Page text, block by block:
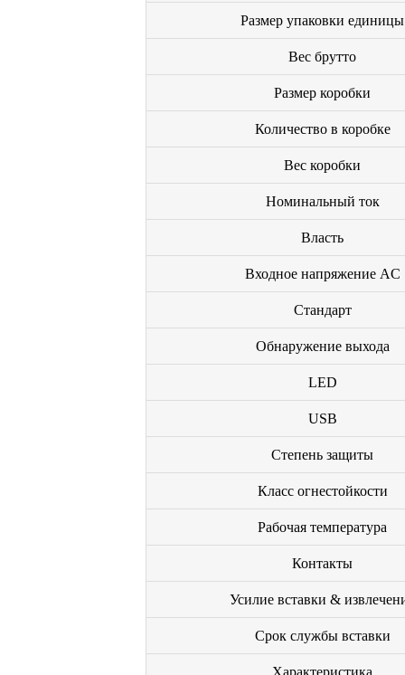
Размер упаковки единицы
Вес брутто
Размер коробки
Количество в коробке
Вес коробки
Номинальный ток
Власть
Входное напряжение AC
Стандарт
Обнаружение выхода
LED
USB
Степень защиты
Класс огнестойкости
Рабочая температура
Контакты
Усилие вставки &
Срок службы вставки
Характеристика